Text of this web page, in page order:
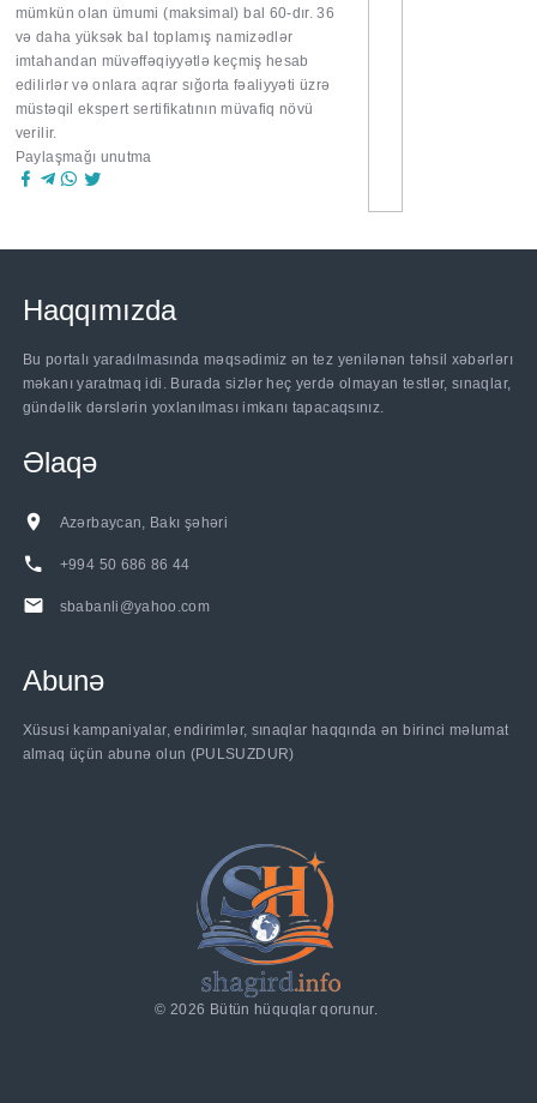
mümkün olan ümumi (maksimal) bal 60-dır. 36
və daha yüksək bal toplamış namizədlər
imtahandan müvəffəqiyyətlə keçmiş hesab
edilirlər və onlara aqrar sığorta fəaliyyəti üzrə
müstəqil ekspert sertifikatının müvafiq növü
verilir.
Paylaşmağı unutma
Haqqımızda
Bu portalı yaradılmasında məqsədimiz ən tez yenilənən təhsil xəbərlərı
məkanı yaratmaq idi. Burada sizlər heç yerdə olmayan testlər, sınaqlar,
gündəlik dərslərin yoxlanılması imkanı tapacaqsınız.
Əlaqə
Azərbaycan, Bakı şəhəri
+994 50 686 86 44
sbabanli@yahoo.com
Abunə
Xüsusi kampaniyalar, endirimlər, sınaqlar haqqında ən birinci məlumat
almaq üçün abunə olun (PULSUZDUR)
©2026 Bütün hüquqlar qorunur.